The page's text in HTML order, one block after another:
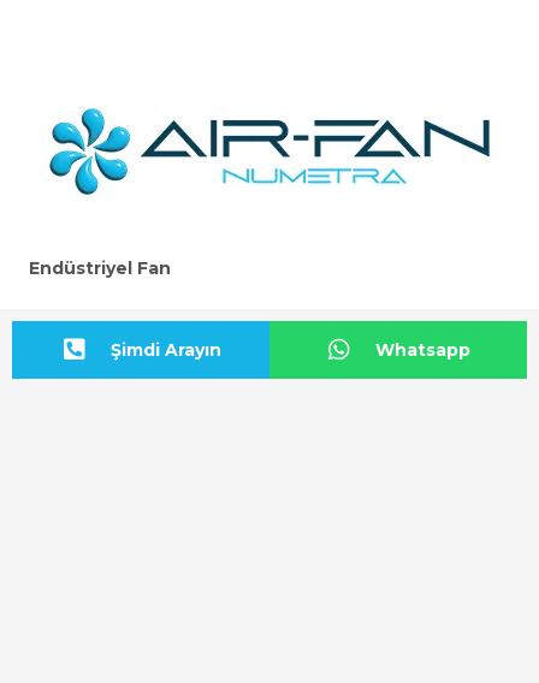
Endüstriyel Fan
Adres BilgisiŞimdi Arayın Whatsapp